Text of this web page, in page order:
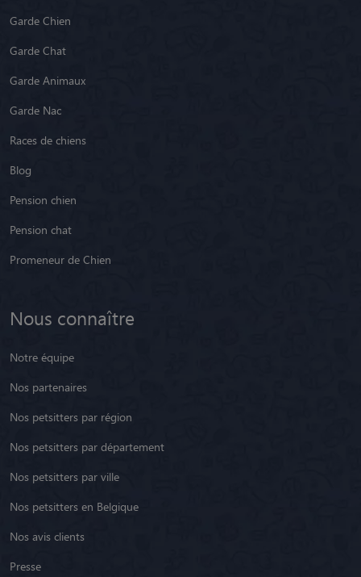
Garde Chien
Garde Chat
Garde Animaux
Garde Nac
Races de chiens
Blog
Pension chien
Pension chat
Promeneur de Chien
Nous connaître
Notre équipe
Nos partenaires
Nos petsitters par région
Nos petsitters par département
Nos petsitters par ville
Nos petsitters en Belgique
Nos avis clients
Presse